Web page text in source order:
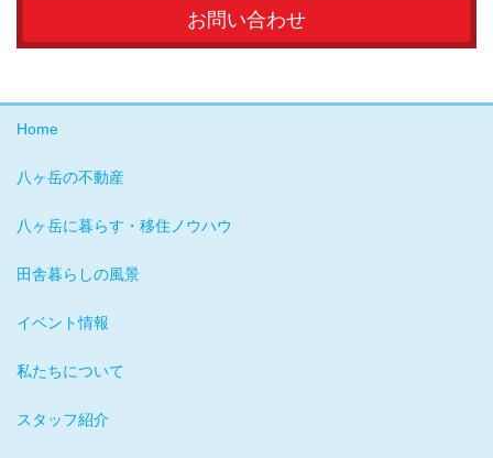
お問い合わせ
Home
八ヶ岳の不動産
八ヶ岳に暮らす・移住ノウハウ
田舎暮らしの風景
イベント情報
私たちについて
スタッフ紹介